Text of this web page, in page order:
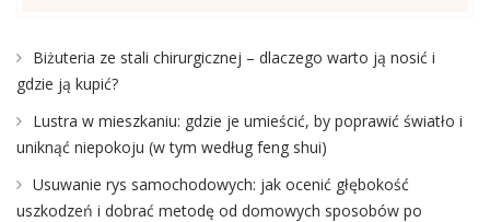
Biżuteria ze stali chirurgicznej – dlaczego warto ją nosić i
gdzie ją kupić?
Lustra w mieszkaniu: gdzie je umieścić, by poprawić światło i
uniknąć niepokoju (w tym według feng shui)
Usuwanie rys samochodowych: jak ocenić głębokość
uszkodzeń i dobrać metodę od domowych sposobów po